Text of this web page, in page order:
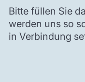
Bitte füllen Sie
werden uns so
in Verbindung